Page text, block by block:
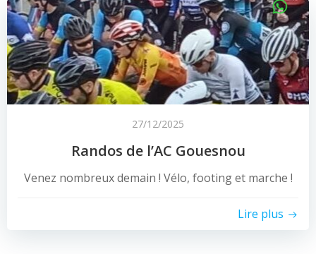
27/12/2025
Randos de l’AC Gouesnou
Venez nombreux demain ! Vélo, footing et marche !
Lire plus